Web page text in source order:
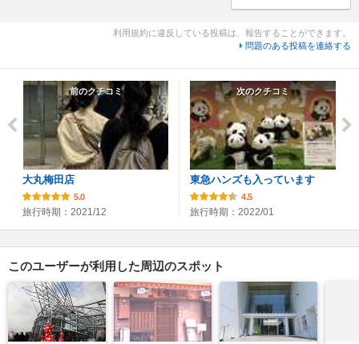
利用規約に違反している投稿は、報告することができます。
問題のある投稿を連絡する
前のクチコミ
大丸梅田店
5.0
旅行時期：2021/12
次のクチコミ
東急ハンズも入っています
4.5
旅行時期：2022/01
このユーザーが利用した周辺のスポット